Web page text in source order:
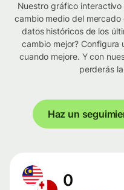
Nuestro gráfico
cambio medio del
datos históricos de los
cambio mejor? Configura
cuando mejore. Y con
perderás
Haz un
0